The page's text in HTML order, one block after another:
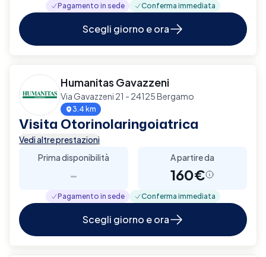
Pagamento in sede Conferma immediata
Scegli giorno e ora
Humanitas Gavazzeni
Via Gavazzeni 21 - 24125 Bergamo
3.4 km
Visita Otorinolaringoiatrica
Vedi altre prestazioni
Prima disponibilità
-
A partire da
160€
Pagamento in sede Conferma immediata
Scegli giorno e ora